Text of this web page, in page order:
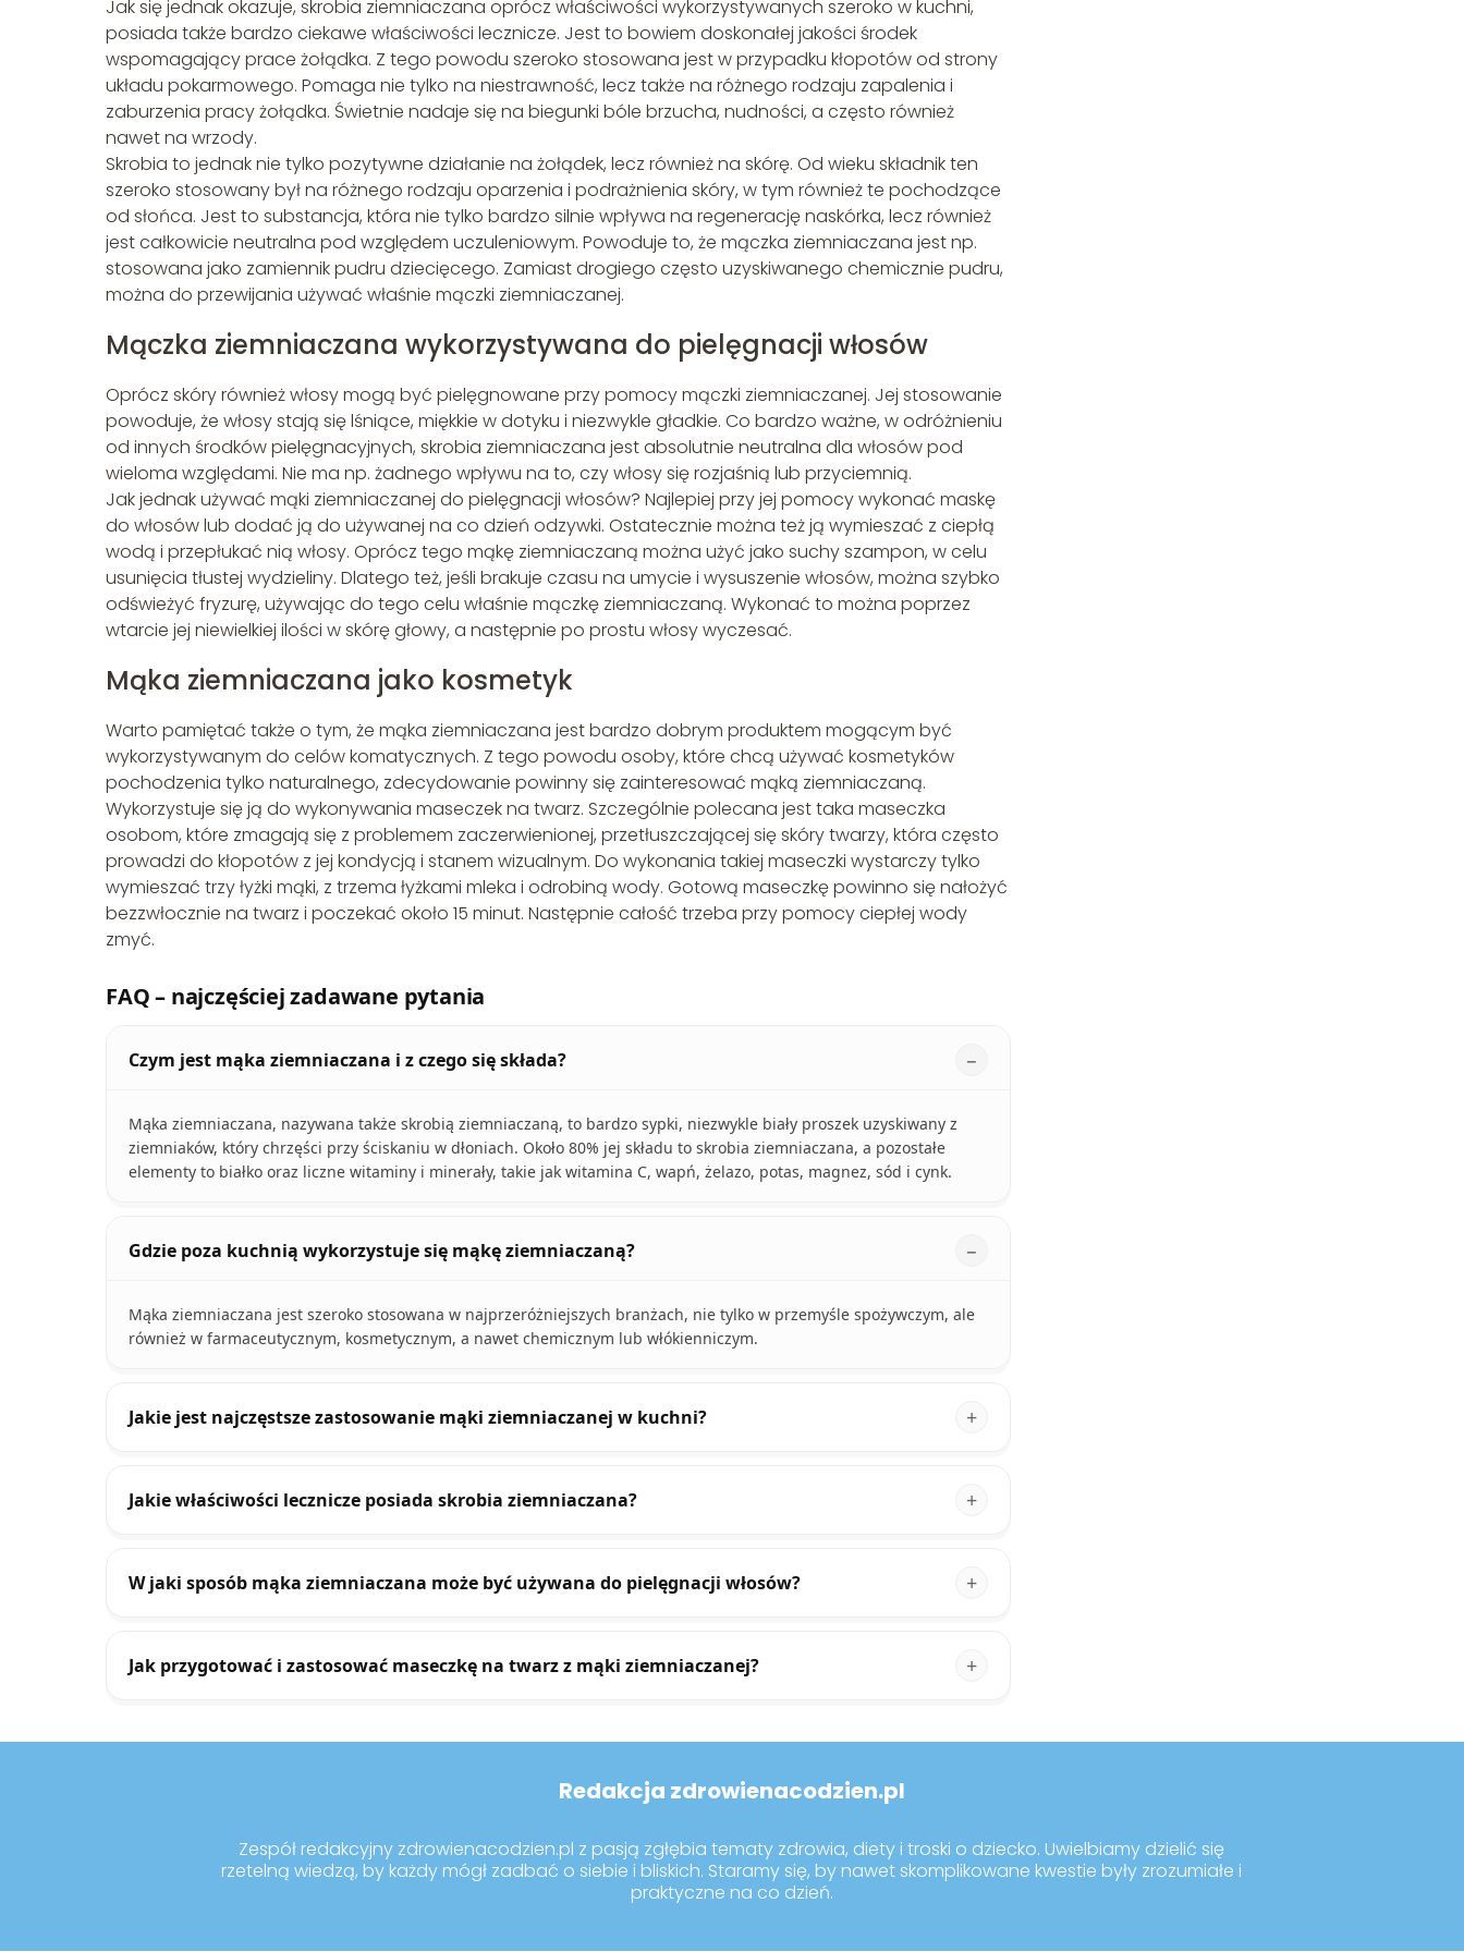
Jak się jednak okazuje, skrobia ziemniaczana oprócz właściwości wykorzystywanych szeroko w kuchni,
posiada także bardzo ciekawe właściwości lecznicze. Jest to bowiem doskonałej jakości środek
wspomagający prace żołądka. Z tego powodu szeroko stosowana jest w przypadku kłopotów od strony
układu pokarmowego. Pomaga nie tylko na niestrawność, lecz także na różnego rodzaju zapalenia i
zaburzenia pracy żołądka. Świetnie nadaje się na biegunki bóle brzucha, nudności, a często również
nawet na wrzody.
Skrobia to jednak nie tylko pozytywne działanie na żołądek, lecz również na skórę. Od wieku składnik ten
szeroko stosowany był na różnego rodzaju oparzenia i podrażnienia skóry, w tym również te pochodzące
od słońca. Jest to substancja, która nie tylko bardzo silnie wpływa na regenerację naskórka, lecz również
jest całkowicie neutralna pod względem uczuleniowym. Powoduje to, że mączka ziemniaczana jest np.
stosowana jako zamiennik pudru dziecięcego. Zamiast drogiego często uzyskiwanego chemicznie pudru,
można do przewijania używać właśnie mączki ziemniaczanej.
Mączka ziemniaczana wykorzystywana do pielęgnacji włosów
Oprócz skóry również włosy mogą być pielęgnowane przy pomocy mączki ziemniaczanej. Jej stosowanie
powoduje, że włosy stają się lśniące, miękkie w dotyku i niezwykle gładkie. Co bardzo ważne, w odróżnieniu
od innych środków pielęgnacyjnych, skrobia ziemniaczana jest absolutnie neutralna dla włosów pod
wieloma względami. Nie ma np. żadnego wpływu na to, czy włosy się rozjaśnią lub przyciemnią.
Jak jednak używać mąki ziemniaczanej do pielęgnacji włosów? Najlepiej przy jej pomocy wykonać maskę
do włosów lub dodać ją do używanej na co dzień odzywki. Ostatecznie można też ją wymieszać z ciepłą
wodą i przepłukać nią włosy. Oprócz tego mąkę ziemniaczaną można użyć jako suchy szampon, w celu
usunięcia tłustej wydzieliny. Dlatego też, jeśli brakuje czasu na umycie i wysuszenie włosów, można szybko
odświeżyć fryzurę, używając do tego celu właśnie mączkę ziemniaczaną. Wykonać to można poprzez
wtarcie jej niewielkiej ilości w skórę głowy, a następnie po prostu włosy wyczesać.
Mąka ziemniaczana jako kosmetyk
Warto pamiętać także o tym, że mąka ziemniaczana jest bardzo dobrym produktem mogącym być
wykorzystywanym do celów komatycznych. Z tego powodu osoby, które chcą używać kosmetyków
pochodzenia tylko naturalnego, zdecydowanie powinny się zainteresować mąką ziemniaczaną.
Wykorzystuje się ją do wykonywania maseczek na twarz. Szczególnie polecana jest taka maseczka
osobom, które zmagają się z problemem zaczerwienionej, przetłuszczającej się skóry twarzy, która często
prowadzi do kłopotów z jej kondycją i stanem wizualnym. Do wykonania takiej maseczki wystarczy tylko
wymieszać trzy łyżki mąki, z trzema łyżkami mleka i odrobiną wody. Gotową maseczkę powinno się nałożyć
bezzwłocznie na twarz i poczekać około 15 minut. Następnie całość trzeba przy pomocy ciepłej wody
zmyć.
FAQ – najczęściej zadawane pytania
Czym jest mąka ziemniaczana i z czego się składa?
Mąka ziemniaczana, nazywana także skrobią ziemniaczaną, to bardzo sypki, niezwykle biały proszek uzyskiwany z
ziemniaków, który chrzęści przy ściskaniu w dłoniach. Około 80% jej składu to skrobia ziemniaczana, a pozostałe
elementy to białko oraz liczne witaminy i minerały, takie jak witamina C, wapń, żelazo, potas, magnez, sód i cynk.
Gdzie poza kuchnią wykorzystuje się mąkę ziemniaczaną?
Mąka ziemniaczana jest szeroko stosowana w najprzeróżniejszych branżach, nie tylko w przemyśle spożywczym, ale
również w farmaceutycznym, kosmetycznym, a nawet chemicznym lub włókienniczym.
Jakie jest najczęstsze zastosowanie mąki ziemniaczanej w kuchni?
Jakie właściwości lecznicze posiada skrobia ziemniaczana?
W jaki sposób mąka ziemniaczana może być używana do pielęgnacji włosów?
Jak przygotować i zastosować maseczkę na twarz z mąki ziemniaczanej?
Redakcja zdrowienacodzien.pl
Zespół redakcyjny zdrowienacodzien.pl z pasją zgłębia tematy zdrowia, diety i troski o dziecko. Uwielbiamy dzielić się
rzetelną wiedzą, by każdy mógł zadbać o siebie i bliskich. Staramy się, by nawet skomplikowane kwestie były zrozumiałe i
praktyczne na co dzień.